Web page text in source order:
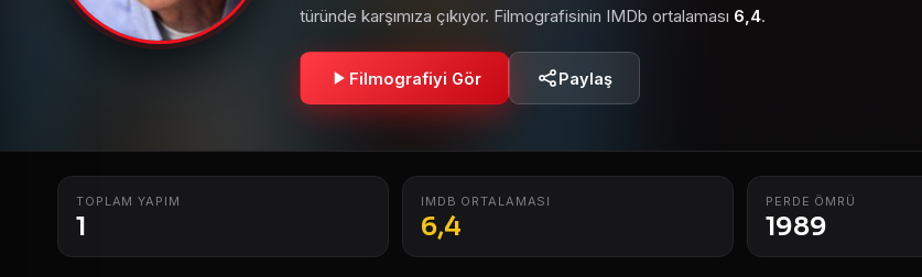
türünde karşımıza çıkıyor. Filmografisinin IMDb ortalaması 6,4.
Filmografiyi Gör Paylaş
TOPLAM YAPIM
1
IMDB ORTALAMASI
6,4
PERDE ÖMRÜ
1989